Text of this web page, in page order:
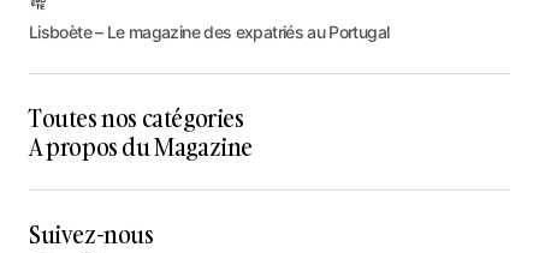
Lisboète – Le magazine des expatriés au Portugal
Toutes nos catégories
A propos du Magazine
Suivez-nous